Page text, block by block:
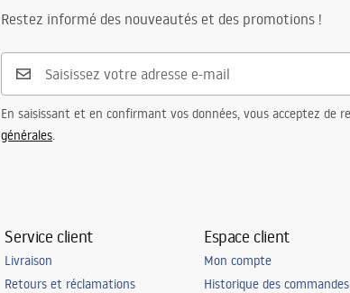
3/8 pouce
Restez informé des nouveautés et des promotions !
En saisissant et en confirmant vos données, vous acceptez de
générales.
Service client
Livraison
Retours et réclamations
Espace client
Mon compte
Historique des commandes